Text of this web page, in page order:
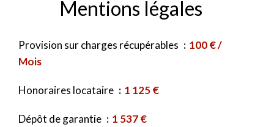
Mentions légales
Provision sur charges récupérables
100 € /
Mois
Honoraires locataire 1 125 €
Dépôt de garantie 1 537 €